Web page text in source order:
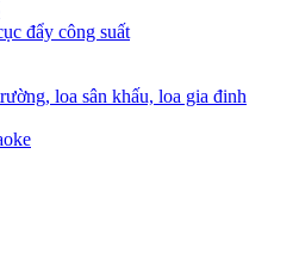
đẩy công suất
loa sân khấu, loa gia đinh